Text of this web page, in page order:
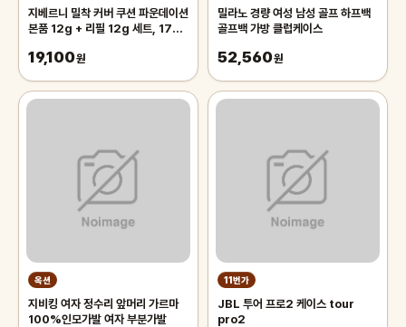
지베르니 밀착 커버 쿠션 파운데이션
본품 12g + 리필 12g 세트, 17C
19,100원
밀라노 경량 여성 남성 골프 하프백
골프백 가방 클럽케이스
52,560원
옥션
지비킹 여자 정수리 앞머리 가르마
100%인모가발 여자 부분가발
11번가
JBL 투어 프로2 케이스 tour
pro2